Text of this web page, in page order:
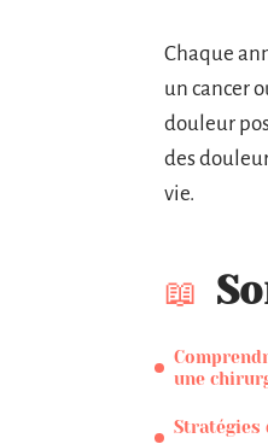
Chaque
un cancer
douleur
des
vie.
une
Stratégies